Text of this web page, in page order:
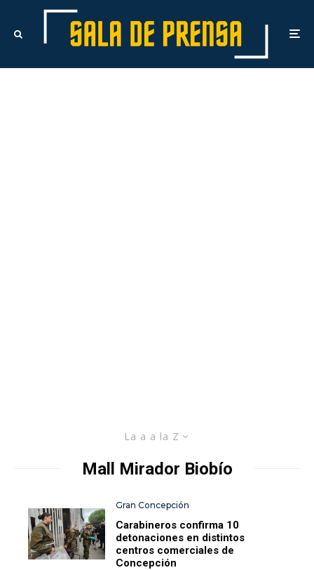
La a a la Z
Mall Mirador Biobío
Gran Concepción
Carabineros confirma 10
detonaciones en distintos
centros comerciales de
Concepción